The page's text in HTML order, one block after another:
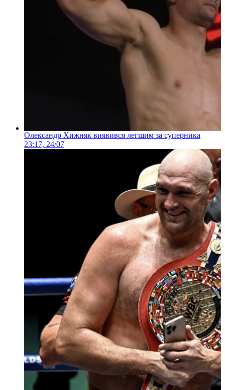
Олександр Хижняк виявився легшим за суперника
23:17, 24/07